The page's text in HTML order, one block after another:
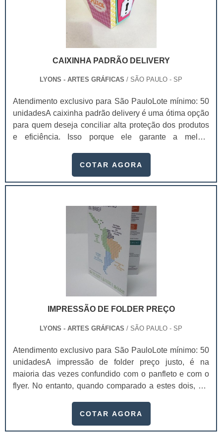
CAIXINHA PADRÃO DELIVERY
LYONS - ARTES GRÁFICAS / SÃO PAULO - SP
Atendimento exclusivo para São PauloLote mínimo: 50
unidadesA caixinha padrão delivery é uma ótima opção
para quem deseja conciliar alta proteção dos produtos
e eficiência. Isso porque ele garante a melhor
mantendo a temperatura, sua integridade e a qualidade,
embalagens são feitas com materiais recicláveis que
ambiente, já que não causam danos a na.
COTAR AGORA
IMPRESSÃO DE FOLDER PREÇO
LYONS - ARTES GRÁFICAS / SÃO PAULO - SP
Atendimento exclusivo para São PauloLote mínimo: 50
unidadesA impressão de folder preço justo, é na
maioria das vezes confundido com o panfleto e com o
flyer. No entanto, quando comparado a estes dois, ele
horizontal ou na vertical e, claro, sua maior quantidade
COTAR AGORA